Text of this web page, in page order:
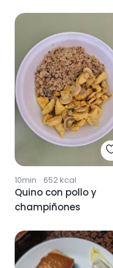
10min · 652kcal
Quino con pollo y
champiñones